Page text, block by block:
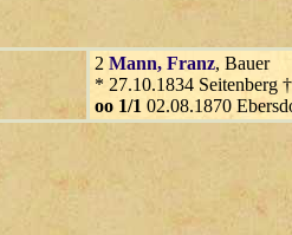
2 Mann, Franz, Bauer
* 27.10.1834 Seitenberg
oo 1/1 02.08.1870